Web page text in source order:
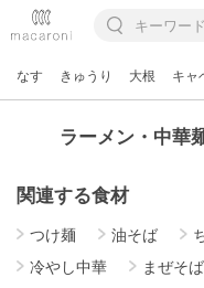
なす きゅうり 大根 キャ
ラーメン・中華
関連する食材
つけ麺 油そば
冷やし中華
まぜそば